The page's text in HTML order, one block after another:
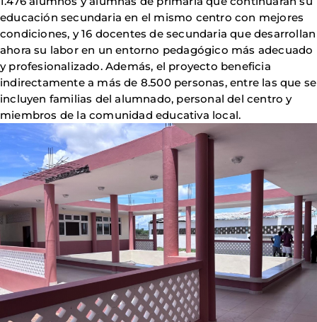
educación secundaria en el mismo centro con mejores
condiciones, y 16 docentes de secundaria que desarrollan
ahora su labor en un entorno pedagógico más adecuado
y profesionalizado. Además, el proyecto beneficia
indirectamente a más de 8.500 personas, entre las que se
incluyen familias del alumnado, personal del centro y
miembros de la comunidad educativa local.